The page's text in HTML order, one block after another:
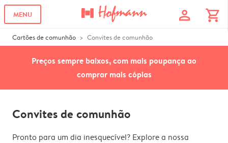
MENU profile shopping_cart
Cartões de comunhão Convites de comunhão
Preços sempre baixos, com mais poupança ao
comprar mais cópias
Convites de comunhão
Pronto para um dia inesquecível? Explore a nossa